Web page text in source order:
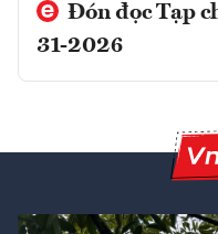
Đón đọc Tạp
31-2026